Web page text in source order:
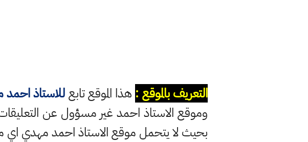
التعريف بالموقع : هذا الموقع تابعللاستاذ
وموقع الاستاذ احمد غير مسؤول عن
بحيث لا يتحمل موقع الاستاذ احمد مهدي اي